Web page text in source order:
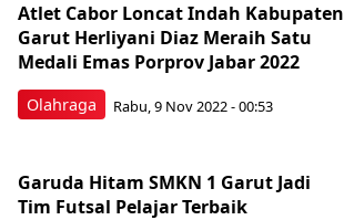
Olahraga
Atlet Cabor Loncat Indah Kabupaten
Garut Herliyani Diaz Meraih Satu
Medali Emas Porprov Jabar 2022
Rabu, 9 Nov 2022 - 00:53
Garuda Hitam SMKN 1 Garut Jadi
Tim Futsal Pelajar Terbaik